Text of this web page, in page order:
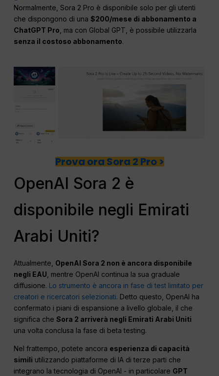
Normalmente, Sora 2 Pro è disponibile solo per gli utenti
che dispongono di una$200/mese di abbonamento a
ChatGPT Pro, ma con Global GPT, è possibile utilizzarla
senza il costoso abbonamento.
Prova ora Sora 2 Pro >
OpenAI Sora 2 è
disponibile negli Emirati
Arabi Uniti?
Attualmente, OpenAI Sora 2 non è ancora disponibile
negli EAU , mentre OpenAI continua la sua graduale
diffusione. Lo strumento è ancora in fase di test limitato per
creatori e ricercatori selezionati. Detto questo, OpenAI ha
confermato i piani di espansione a livello globale, il che
significa cheSora 2 arriverà negli Emirati Arabi Uniti
una volta conclusa la fase di beta testing.
Nel frattempo, potete ancora esperienza di capacità
simili utilizzando piattaforme di IA di terze parti che
integrano la tecnologia di OpenAI - in particolare GPT